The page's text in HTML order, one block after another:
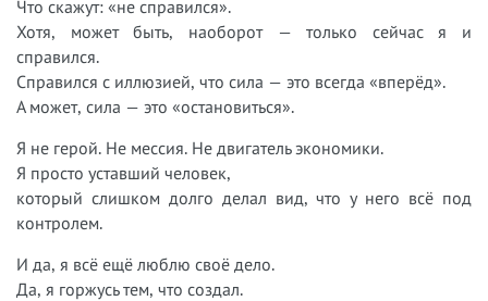
Что скажут: «не справился».
Хотя, может быть, наоборот — только сейчас я и
справился.
Справился с иллюзией, что сила — это всегда «вперёд».
А может, сила — это «остановиться».
Я не герой. Не мессия. Не двигатель экономики.
Я просто уставший человек,
который слишком долго делал вид, что у него всё под
контролем.
И да, я всё ещё люблю своё дело.
Да, я горжусь тем, что создал.